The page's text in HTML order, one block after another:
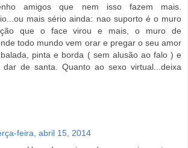
amigos que nem isso fazem mais.
mais sério ainda: nao suporto é o muro
que o face virou e mais, o muro de
todo mundo vem orar e pregar o seu amor
pinta e borda ( sem alusão ao falo ) e
dar de santa. Quanto ao sexo virtual...deixa
feira, abril 15, 2014